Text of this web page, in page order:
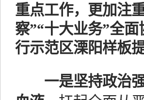
重点工作，更加注
察”“十大业务”全
行示范区溧阳样板
一是坚持政治